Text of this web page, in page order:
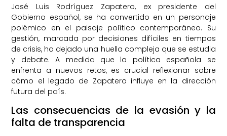
José Luis Rodríguez Zapatero, ex presidente del
Gobierno español, se ha convertido en un personaje
polémico en el paisaje político contemporáneo. Su
gestión, marcada por decisiones difíciles en tiempos
de crisis, ha dejado una huella compleja que se estudia
y debate. A medida que la política española se
enfrenta a nuevos retos, es crucial reflexionar sobre
cómo el legado de Zapatero influye en la dirección
futura del país.
Las consecuencias de la evasión y la
falta de transparencia